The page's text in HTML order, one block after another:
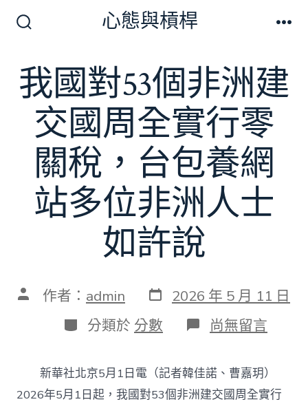
切
換
開
關
心態與槓桿
我國對53個非洲建
交國周全實行零
關稅，台包養網
站多位非洲人士
如許說
文 作者： admin 發
表
日
期
2026 年 5 月 11 日
分
類
分類於 分數 在
〈我
對
53
個
尚無留言
新華社北京5月1日電（記者韓佳諾、曹嘉玥）
2026年5月1日起，我國對53個非洲建交國周全實行